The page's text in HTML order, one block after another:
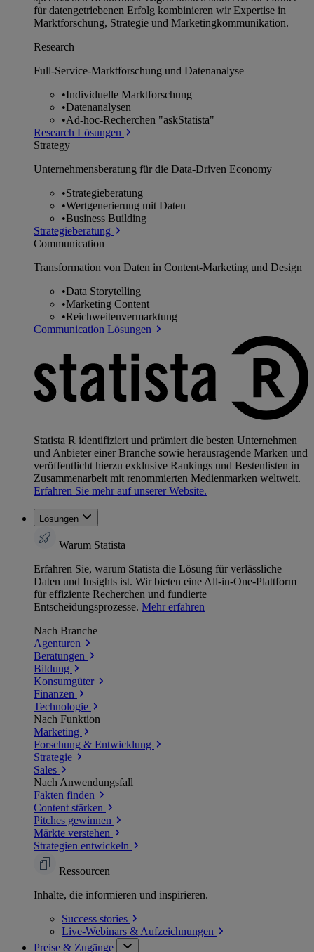
für datengetriebenen Erfolg kombinieren wir Expertise in
Marktforschung, Strategie und Marketingkommunikation.
Research
Full-Service-Marktforschung und Datenanalyse
•Individuelle Marktforschung
•Datenanalysen
•Ad-hoc-Recherchen "askStatista"
Research Lösungen
Strategy
Unternehmens­beratung für die Data-Driven Economy
•Strategieberatung
•Wertgenerierung mit Daten
•Business Building
Strategieberatung
Communication
Transformation von Daten in Content-Marketing und Design
•Data Storytelling
•Marketing Content
•Reichweitenvermarktung
Communication Lösungen
Statista R identifiziert und prämiert die besten Unternehmen
und Anbieter einer Branche sowie herausragende Marken und
veröffentlicht hierzu exklusive Rankings und Bestenlisten in
Zusammenarbeit mit renommierten Medienmarken weltweit.
Erfahren Sie mehr auf unserer Website.
Lösungen
Warum Statista
Erfahren Sie, warum Statista die Lösung für verlässliche
Daten und Insights ist. Wir bieten eine All-in-One-Plattform
für effiziente Recherchen und fundierte
Entscheidungsprozesse. Mehr erfahren
Nach Branche
Agenturen
Beratungen
Bildung
Konsumgüter
Finanzen
Technologie
Nach Funktion
Marketing
Forschung & Entwicklung
Strategie
Sales
Nach Anwendungsfall
Fakten finden
Content stärken
Pitches gewinnen
Märkte verstehen
Strategien entwickeln
Ressourcen
Inhalte, die informieren und inspirieren.
Success stories
Live-Webinars & Aufzeichnungen
Preise & Zugänge